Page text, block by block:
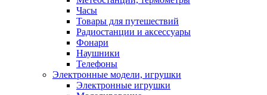
Часы
Товары для путешествий
Радиостанции и аксессуары
Фонари
Наушники
Телефоны
Электронные модели, игрушки
Электронные игрушки